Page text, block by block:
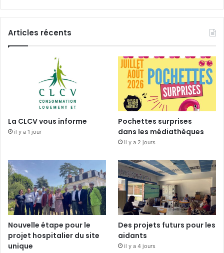
Articles récents
La CLCV vous informe
il y a 1 jour
Pochettes surprises
dans les médiathèques
il y a 2 jours
Nouvelle étape pour le
projet hospitalier du site
unique
Des projets futurs pour les
aidants
il y a 4 jours